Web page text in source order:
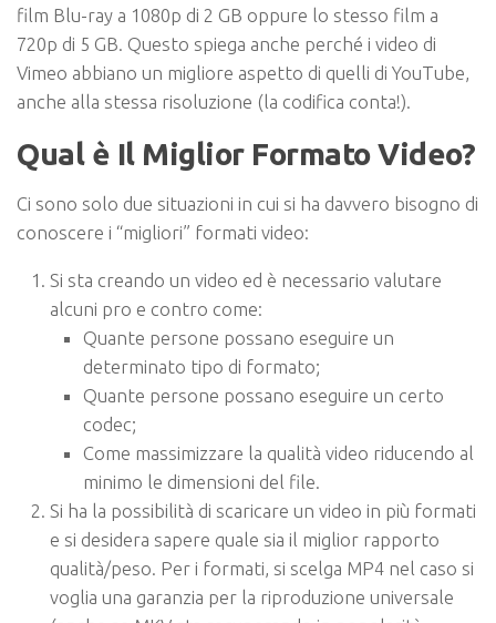
film Blu-ray a 1080p di 2 GB oppure lo stesso film a
720p di 5 GB. Questo spiega anche perché i video di
Vimeo abbiano un migliore aspetto di quelli di YouTube,
anche alla stessa risoluzione (la codifica conta!).
Qual è Il Miglior Formato Video?
Ci sono solo due situazioni in cui si ha davvero bisogno di
conoscere i “migliori” formati video:
Si sta creando un video ed è necessario valutare
alcuni pro e contro come:
Quante persone possano eseguire un
determinato tipo di formato;
Quante persone possano eseguire un certo
codec;
Come massimizzare la qualità video riducendo al
minimo le dimensioni del file.
Si ha la possibilità di scaricare un video in più formati
e si desidera sapere quale sia il miglior rapporto
qualità/peso. Per i formati, si scelga MP4 nel caso si
voglia una garanzia per la riproduzione universale